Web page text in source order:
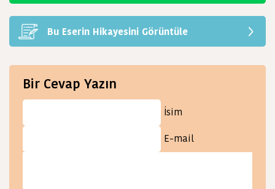
Abdal Olup Şu Dağları Dolandım Türkü Sözleri
Bu Eserin Hikayesini Görüntüle
Bir Cevap Yazın
İsim
E-mail